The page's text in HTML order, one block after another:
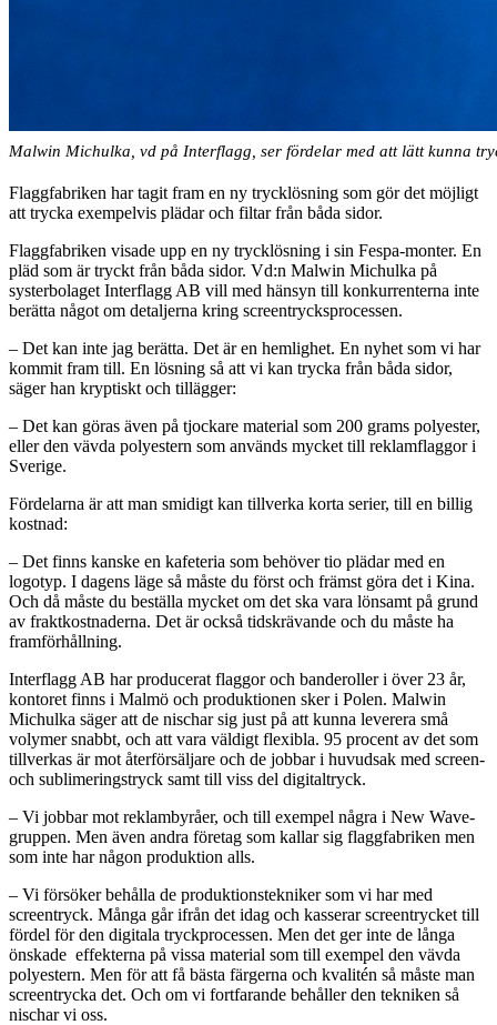
Malwin Michulka, vd på Interflagg, ser fördelar med att lätt kunna
Flaggfabriken har tagit fram en ny trycklösning som gör det möjligt
att trycka exempelvis plädar och filtar från båda sidor.
Flaggfabriken visade upp en ny trycklösning i sin Fespa-monter. En
pläd som är tryckt från båda sidor. Vd:n Malwin Michulka på
systerbolaget Interflagg AB vill med hänsyn till konkurrenterna inte
berätta något om detaljerna kring screentrycksprocessen.
– Det kan inte jag berätta. Det är en hemlighet. En nyhet som vi har
kommit fram till. En lösning så att vi kan trycka från båda sidor,
säger han kryptiskt och tillägger:
– Det kan göras även på tjockare material som 200 grams polyester,
eller den vävda polyestern som används mycket till reklamflaggor i
Sverige.
Fördelarna är att man smidigt kan tillverka korta serier, till en billig
kostnad:
– Det finns kanske en kafeteria som behöver tio plädar med en
logotyp. I dagens läge så måste du först och främst göra det i Kina.
Och då måste du beställa mycket om det ska vara lönsamt på grund
av fraktkostnaderna. Det är också tidskrävande och du måste ha
framförhållning.
Interflagg AB har producerat flaggor och banderoller i över 23 år,
kontoret finns i Malmö och produktionen sker i Polen. Malwin
Michulka säger att de nischar sig just på att kunna leverera små
volymer snabbt, och att vara väldigt flexibla. 95 procent av det som
tillverkas är mot återförsäljare och de jobbar i huvudsak med screen-
och sublimeringstryck samt till viss del digitaltryck.
– Vi jobbar mot reklambyråer, och till exempel några i New Wave-
gruppen. Men även andra företag som kallar sig flaggfabriken men
som inte har någon produktion alls.
– Vi försöker behålla de produktionstekniker som vi har med
screentryck. Många går ifrån det idag och kasserar screentrycket till
fördel för den digitala tryckprocessen. Men det ger inte de långa
önskade effekterna på vissa material som till exempel den vävda
polyestern. Men för att få bästa färgerna och kvalitén så måste man
screentrycka det. Och om vi fortfarande behåller den tekniken så
nischar vi oss.